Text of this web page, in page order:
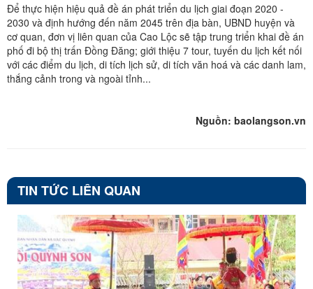
Để thực hiện hiệu quả đề án phát triển du lịch giai đoạn 2020 -
2030 và định hướng đến năm 2045 trên địa bàn, UBND huyện và
cơ quan, đơn vị liên quan của Cao Lộc sẽ tập trung triển khai đề án
phố đi bộ thị trấn Đồng Đăng; giới thiệu 7 tour, tuyến du lịch kết nối
với các điểm du lịch, di tích lịch sử, di tích văn hoá và các danh lam,
thắng cảnh trong và ngoài tỉnh...
Nguồn: baolangson.vn
TIN TỨC LIÊN QUAN